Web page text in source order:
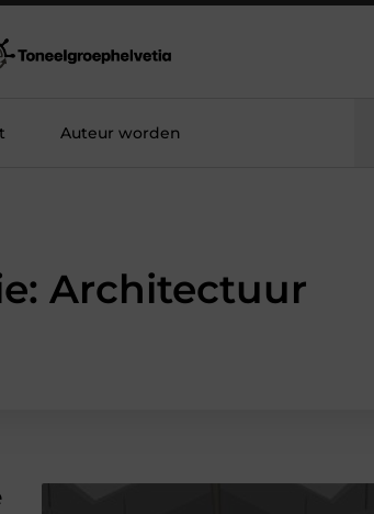
Auteur worden
Architectuur